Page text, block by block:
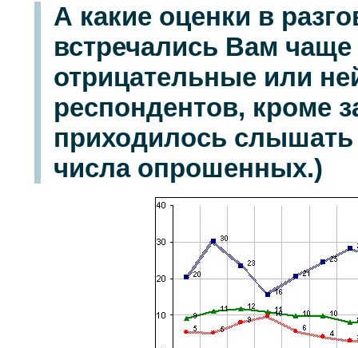
А какие оценки в
встречались Вам
отрицательные или
респондентов, кроме
приходилось слышать
числа опрошенных.)